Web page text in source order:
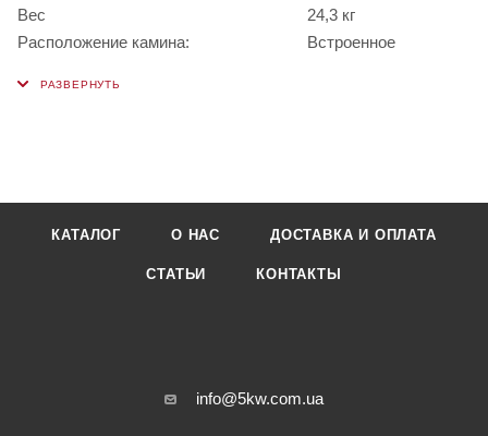
Вес
24,3 кг
Расположение камина:
Встроенное
КАТАЛОГ О НАС ДОСТАВКА И ОПЛАТА
СТАТЬИ КОНТАКТЫ
info@5kw.com.ua